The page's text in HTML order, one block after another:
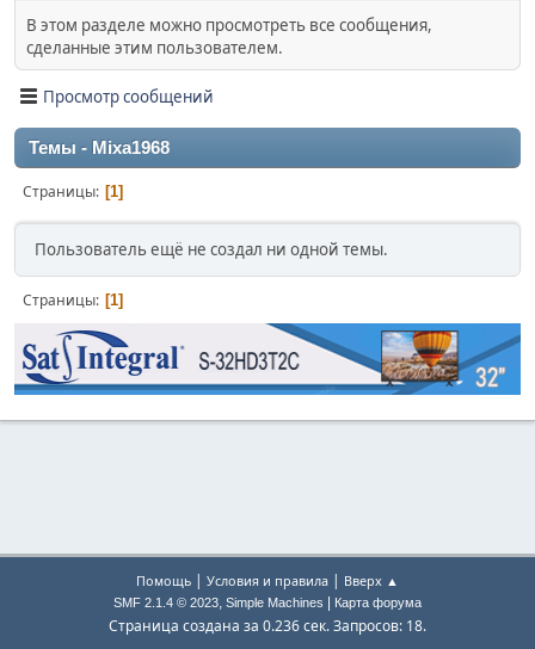
В этом разделе можно просмотреть все сообщения,
сделанные этим пользователем.
Просмотр сообщений
Темы - Mixa1968
Страницы 1
Пользователь ещё не создал ни одной темы.
Страницы 1
Помощь | Условия и правила | Вверх ▲
SMF 2.1.4 © 2023, Simple Machines Карта форума
Страница создана за 0.236 сек. Запросов: 18.